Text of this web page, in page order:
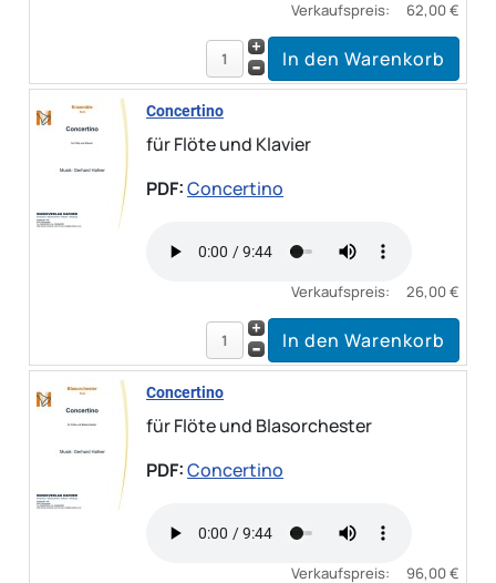
Verkaufspreis: 62,00 €
Concertino
für Flöte und Klavier
PDF:Concertino
Verkaufspreis: 26,00 €
Concertino
für Flöte und Blasorchester
PDF:Concertino
Verkaufspreis: 96,00 €